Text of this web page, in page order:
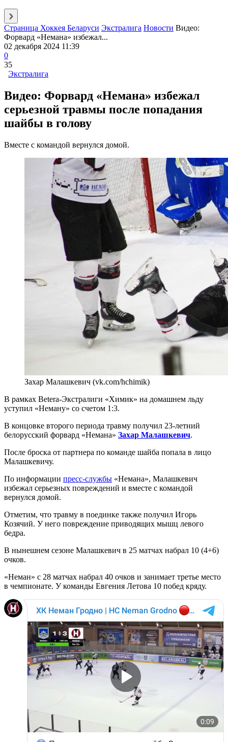
Страница Хоккея Беларуси Экстралига Новости Видео:
Форвард «Немана» избежал...
02 декабря 2024 11:39
0
35
Экстралига
Видео: Форвард «Немана» избежал
серьезной травмы после попадания
шайбы в голову
Вместе с командой вернулся домой.
Захар Малашкевич (vk.com/hchimik)
В рамках Betera-Экстралиги «Химик» на домашнем льду
уступил «Неману» со счетом 1:3.
В концовке второго периода травму получил 23-летний
белорусский форвард «Немана» Захар Малашкевич.
После броска от партнера по команде шайба попала в лицо
Малашкевичу.
По информации пресс-службы «Немана», Малашкевич
избежал серьезных повреждений и вместе с командой
вернулся домой.
Отметим, что травму в поединке также получил Игорь
Козячий. У него повреждение приводящих мышц левого
бедра.
В нынешнем сезоне Малашкевич в 25 матчах набрал 10 (4+6)
очков.
«Неман» с 28 матчах набрал 40 очков и занимает третье место
в чемпионате. У команды Евгения Летова 10 побед кряду.